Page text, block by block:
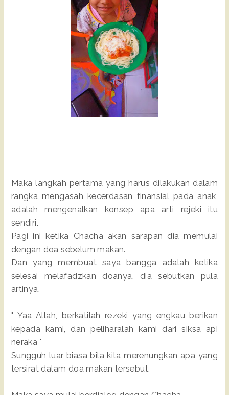
Maka langkah pertama yang harus dilakukan dalam
rangka mengasah kecerdasan finansial pada anak,
adalah mengenalkan konsep apa arti rejeki itu
sendiri.
Pagi ini ketika Chacha akan sarapan dia memulai
dengan doa sebelum makan.
Dan yang membuat saya bangga adalah ketika
selesai melafadzkan doanya, dia sebutkan pula
artinya.
" Yaa Allah, berkatilah rezeki yang engkau berikan
kepada kami, dan peliharalah kami dari siksa api
neraka "
Sungguh luar biasa bila kita merenungkan apa yang
tersirat dalam doa makan tersebut.